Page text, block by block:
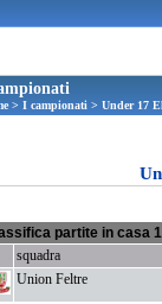
> I campionati> Under 17
partite in casa
squadra
Union Feltre